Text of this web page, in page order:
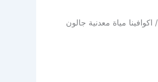
/ اكوافينا مياة معدنية جالون